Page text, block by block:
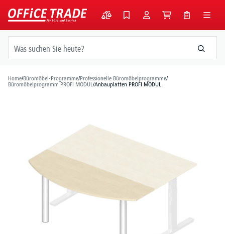
springen
Home/Büromöbel-Programme/Professionelle Büromöbelprogramme/
Büromöbelprogramm PROFI MODUL/Anbauplatten PROFI MODUL